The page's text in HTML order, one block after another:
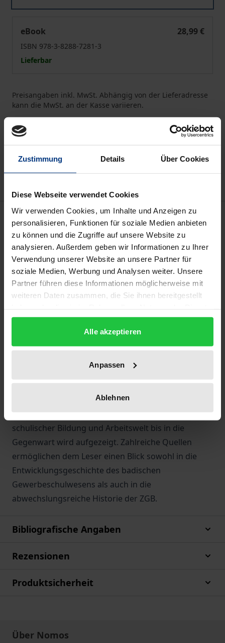
Zustimmung Details Über Cookies
Diese Webseite verwendet Cookies
Wir verwenden Cookies, um Inhalte und Anzeigen zu
personalisieren, Funktionen für soziale Medien anbieten
zu können und die Zugriffe auf unsere Website zu
analysieren. Außerdem geben wir Informationen zu Ihrer
Verwendung unserer Website an unsere Partner für
soziale Medien, Werbung und Analysen weiter. Unsere
Partner führen diese Informationen möglicherweise mit
weiteren Daten zusammen, die Sie ihnen bereitgestellt
gesammelt haben.
Alle akzeptieren
Anpassen
Ablehnen
eBook
28,99 €
ISBN 978-3-8288-7281-3
Lieferbar
Preisangaben inkl. MwSt. Abhängig von der Lieferadresse
kann die MwSt. an der Kasse variieren.
Hinweise zu Versandkosten
Beschreibung
Isabell Arnstein geht auf die Entwicklung des
Gewerbeschulwesens in Baden ein und legt dabei
besonderes Augenmerk auf die Entwicklung der
heutigen Zentralgewerbeschule Buchen (ZGB). Die
Ausführung beginnt in mittelalterlicher Zeit und
beschreibt die zunehmende Verzahnung des
schulischen Unterrichts mit der
Ausbildungsordnung der Zünfte bis hin zur
Systems in Baden im Jahr 1834. Ab 1847, dem
Gründungsjahr der ZGB, wird das Hauptaugenmerk
auf die Historie der Schule gelegt, und deren
Bedeutung als Verbindungsglied zwischen
schulischer Bildung und Arbeitswelt bis in die
Gegenwart wird aufgezeigt. Zahlreiche Quellen
ermöglichen dem Leser einen Blick sowohl in die
Entwicklungsgeschichte des badischen
Gewerbeschulwesens als auch in die
abwechslungsreiche Historie der ZGB.
Bibliografische Angaben
Rezensionen
Produktsicherheit
Über Nomos